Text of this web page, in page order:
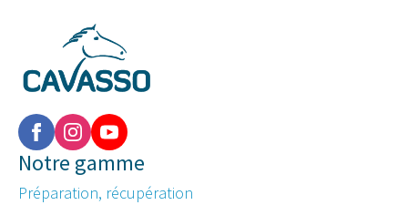
Notre gamme
Préparation, récupération